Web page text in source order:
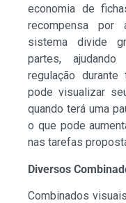
economia de
recompensa por
sistema divide
partes,
regulação
pode visualizar
quando terá uma
o que pode
nas tarefas
Diversos
Combinados